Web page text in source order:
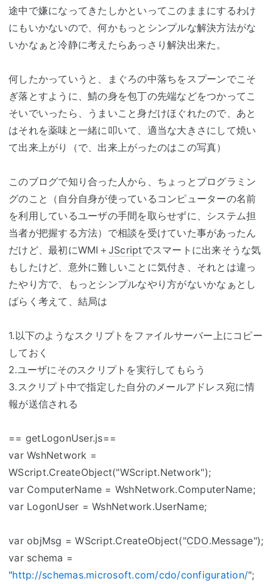
途中で嫌になってきたしかといってこのままにするわけ
にもいかないので、何かもっとシンプルな解決方法がな
いかなぁと冷静に考えたらあっさり解決出来た。
何したかっていうと、まぐろの中落ちをスプーンでこそ
ぎ落とすように、鯖の身を包丁の先端などをつかってこ
そいでいったら、うまいこと身だけほぐれたので、あと
はそれを薬味と一緒に叩いて、適当な大きさにして焼い
て出来上がり（で、出来上がったのはこの写真）
このブログで知り合った人から、ちょっとプログラミン
グのこと（自分自身が使っているコンピューターの名前
を利用しているユーザの手間を取らせずに、システム担
当者が把握する方法）で相談を受けていた事があったん
だけど、最初にWMI＋JScriptでスマートに出来そうな気
もしたけど、意外に難しいことに気付き、それとは違っ
たやり方で、もっとシンプルなやり方がないかなぁとし
ばらく考えて、結局は
1.以下のようなスクリプトをファイルサーバー上にコピー
しておく
2.ユーザにそのスクリプトを実行してもらう
3.スクリプト中で指定した自分のメールアドレス宛に情
報が送信される
== getLogonUser.js==
var WshNetwork =
WScript.CreateObject("WScript.Network");
var ComputerName = WshNetwork.ComputerName;
var LogonUser = WshNetwork.UserName;
var objMsg = WScript.CreateObject("CDO.Message");
var schema =
"http://schemas.microsoft.com/cdo/configuration/";